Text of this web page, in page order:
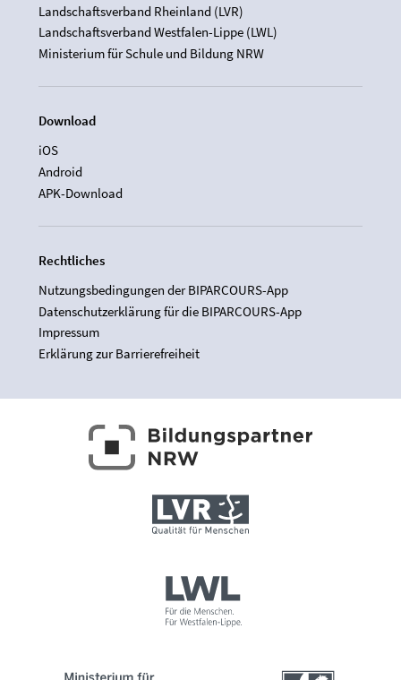
Landschaftsverband Rheinland (LVR)
Landschaftsverband Westfalen-Lippe (LWL)
Ministerium für Schule und Bildung NRW
Download
iOS
Android
APK-Download
Rechtliches
Nutzungsbedingungen der BIPARCOURS-App
Datenschutzerklärung für die BIPARCOURS-App
Impressum
Erklärung zur Barrierefreiheit